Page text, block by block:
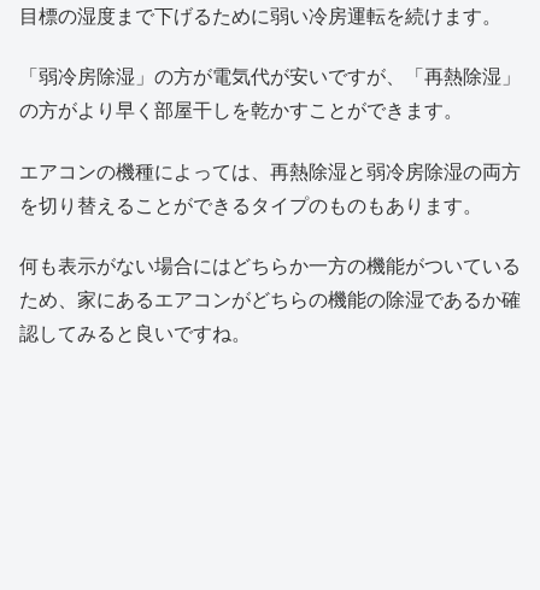
目標の湿度まで下げるために弱い冷房運転を続けます。
「弱冷房除湿」の方が電気代が安いですが、「再熱除湿」
の方がより早く部屋干しを乾かすことができます。
エアコンの機種によっては、再熱除湿と弱冷房除湿の両方
を切り替えることができるタイプのものもあります。
何も表示がない場合にはどちらか一方の機能がついている
ため、家にあるエアコンがどちらの機能の除湿であるか確
認してみると良いですね。